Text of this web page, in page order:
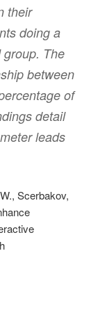
their
doing a
group. The
between
of
detail
leads
Scerbakov,